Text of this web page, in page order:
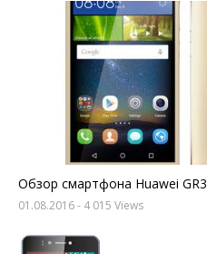
Обзор смартфона Huawei GR3
01.08.2016- 4 015 Views